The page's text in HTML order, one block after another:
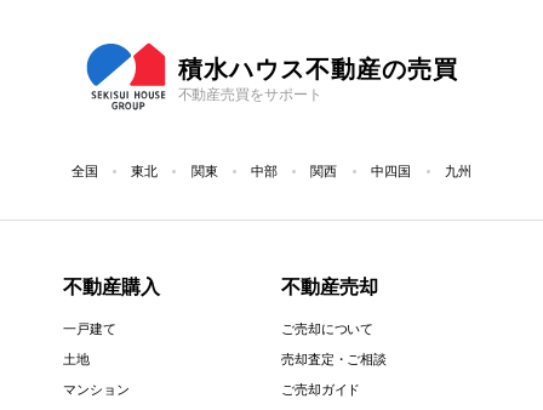
積水ハウス不動産の売買
不動産売買をサポート
全国 東北 関東 中部 関西 中四国 九州
不動産購入
一戸建て
土地
マンション
不動産売却
ご売却について
売却査定・ご相談
ご売却ガイド